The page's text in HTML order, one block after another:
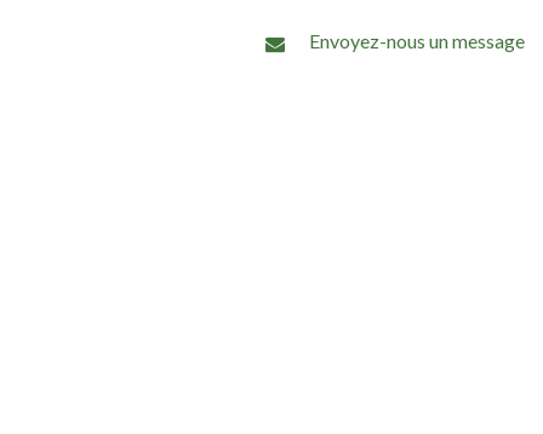
Envoyez-nous un message